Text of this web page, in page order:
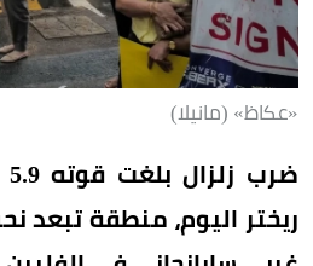
«عكاظ» (مانيلا)